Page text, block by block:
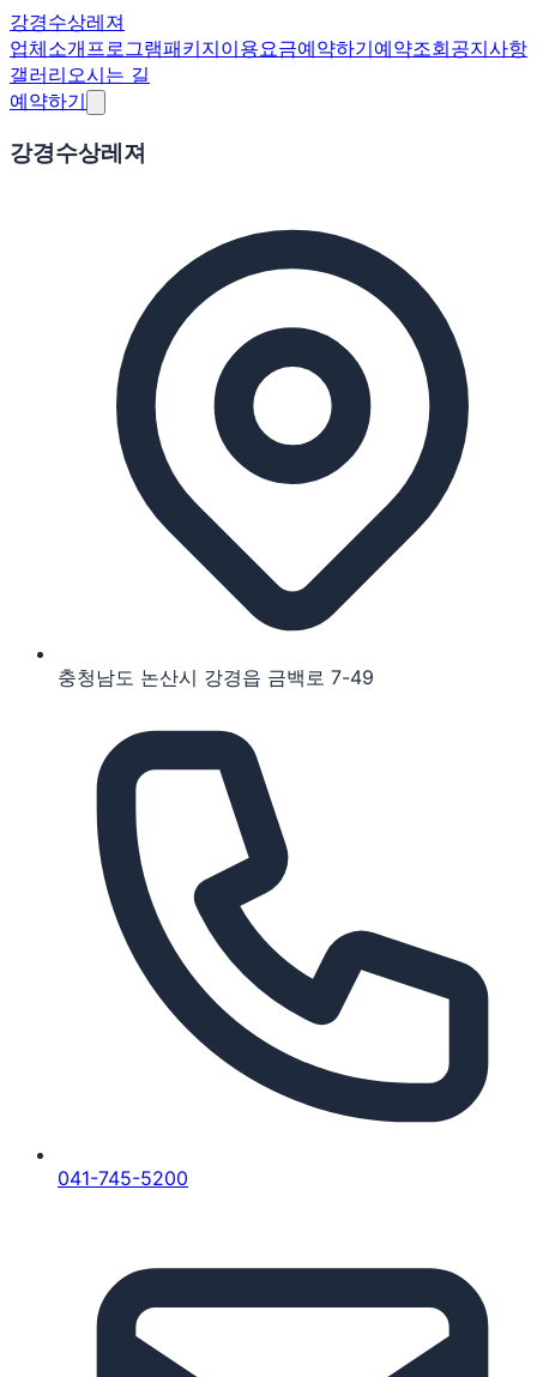
강경수상레져
업체소개프로그램패키지이용요금예약하기예약조회공지사항
갤러리오시는 길
예약하기
강경수상레져
충청남도 논산시 강경읍 금백로 7-49
041-745-5200